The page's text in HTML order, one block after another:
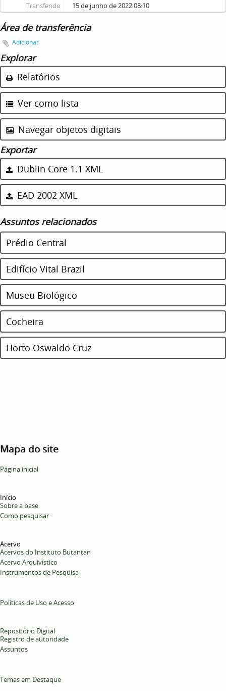
Transferido 15 de junho de 2022 08:10
Área de transferência
Adicionar
Explorar
Relatórios
Ver como lista
Navegar objetos digitais
Exportar
Dublin Core 1.1 XML
EAD 2002 XML
Assuntos relacionados
Prédio Central
Edifício Vital Brazil
Museu Biológico
Cocheira
Horto Oswaldo Cruz
Mapa do site
Página inicial
Início
Sobre a base
Como pesquisar
Acervo
Acervos do Instituto Butantan
Acervo Arquivístico
Instrumentos de Pesquisa
Políticas de Uso e Acesso
Repositório Digital
Registro de autoridade
Assuntos
Temas em Destaque